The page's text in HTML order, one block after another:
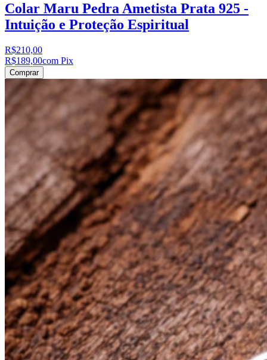
Colar Maru Pedra Ametista Prata 925 -
Intuição e Proteção Espiritual
R$210,00
R$189,00com Pix
Comprar